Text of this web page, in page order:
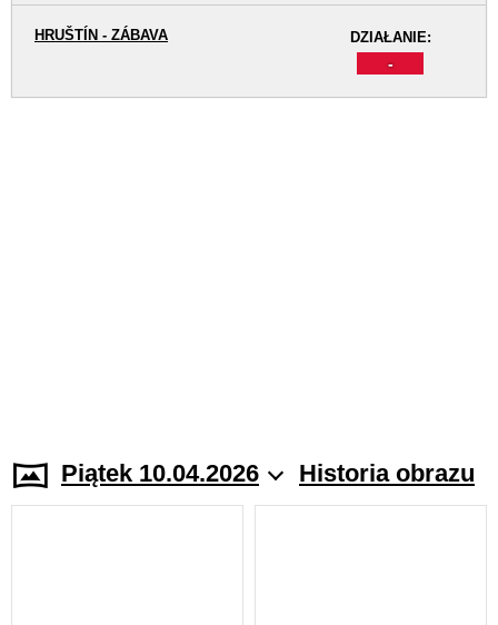
DZIAŁANIE:
-
HRUŠTÍN - ZÁBAVA
Piątek 10.04.2026 Historia obrazu